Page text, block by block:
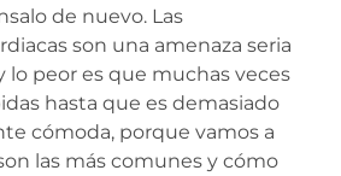
de nuevo. Las
son una amenaza seria
lo peor es que muchas veces
hasta que es demasiado
cómoda, porque vamos a
las más comunes y cómo